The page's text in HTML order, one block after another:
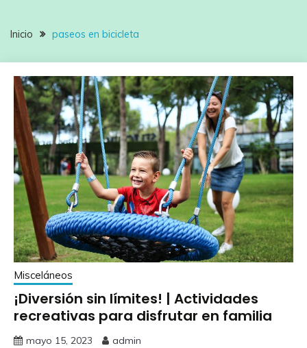
Inicio paseos en bicicleta
Misceláneos
¡Diversión sin límites! | Actividades
recreativas para disfrutar en familia
mayo 15, 2023 admin